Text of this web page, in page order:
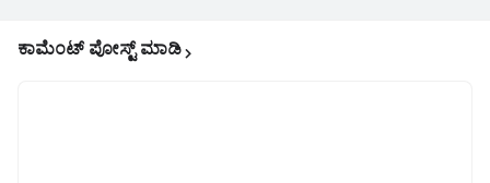
ಕಾಮೆಂಟ್‌‌ ಪೋಸ್ಟ್‌ ಮಾಡಿ